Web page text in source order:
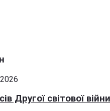
Другої світової